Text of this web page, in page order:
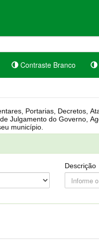
Contraste Branco
muito mais de seu município.
Descrição